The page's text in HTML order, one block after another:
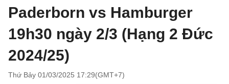
Paderborn vs Hamburger
19h30 ngày 2/3 (Hạng 2 Đức
2024/25)
Thứ Bảy 01/03/2025 17:29(GMT+7)